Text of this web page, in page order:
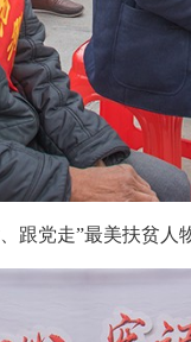
跟党走”最美扶贫人